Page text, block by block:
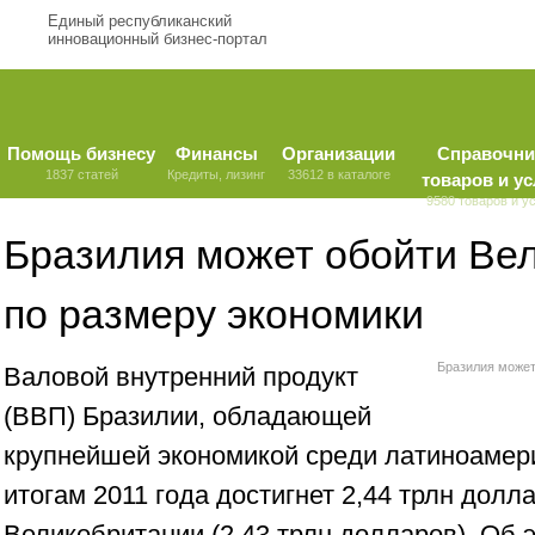
Единый республиканский
инновационный бизнес-портал
Помощь бизнесу
1837 статей
Финансы
Кредиты, лизинг
Организации
33612 в каталоге
товаров и
9580 товаров и
Бразилия может обойти
по размеру экономики
Бразилия
Валовой внутренний продукт
(ВВП) Бразилии, обладающей
крупнейшей экономикой среди
итогам 2011 года достигнет 2,44 трлн